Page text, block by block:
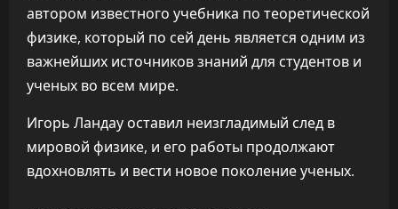
автором известного учебника по теоретической
физике, который по сей день является одним из
важнейших источников знаний для студентов и
ученых во всем мире.
Игорь Ландау оставил неизгладимый след в
мировой физике, и его работы продолжают
вдохновлять и вести новое поколение ученых.